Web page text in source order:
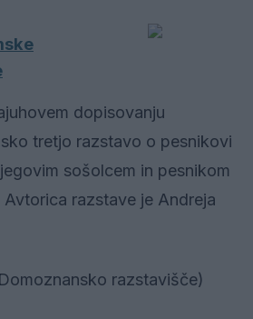
dopisovanju
tretjo razstavo o pesnikovi
sošolcem in pesnikom
Avtorica razstave je Andreja
razstavišče)